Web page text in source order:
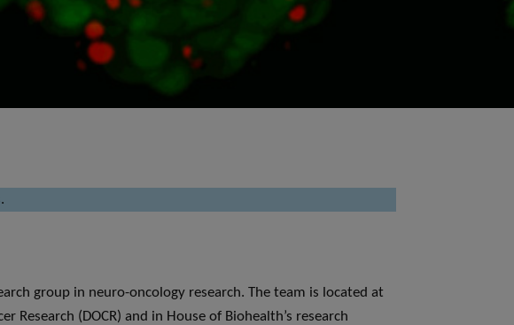
group in neuro-oncology research. The team is located at
(DOCR) and in House of Biohealth’s research